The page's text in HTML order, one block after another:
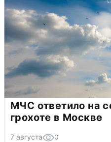
МЧС ответило на
грохоте в Москве
7 августа 0